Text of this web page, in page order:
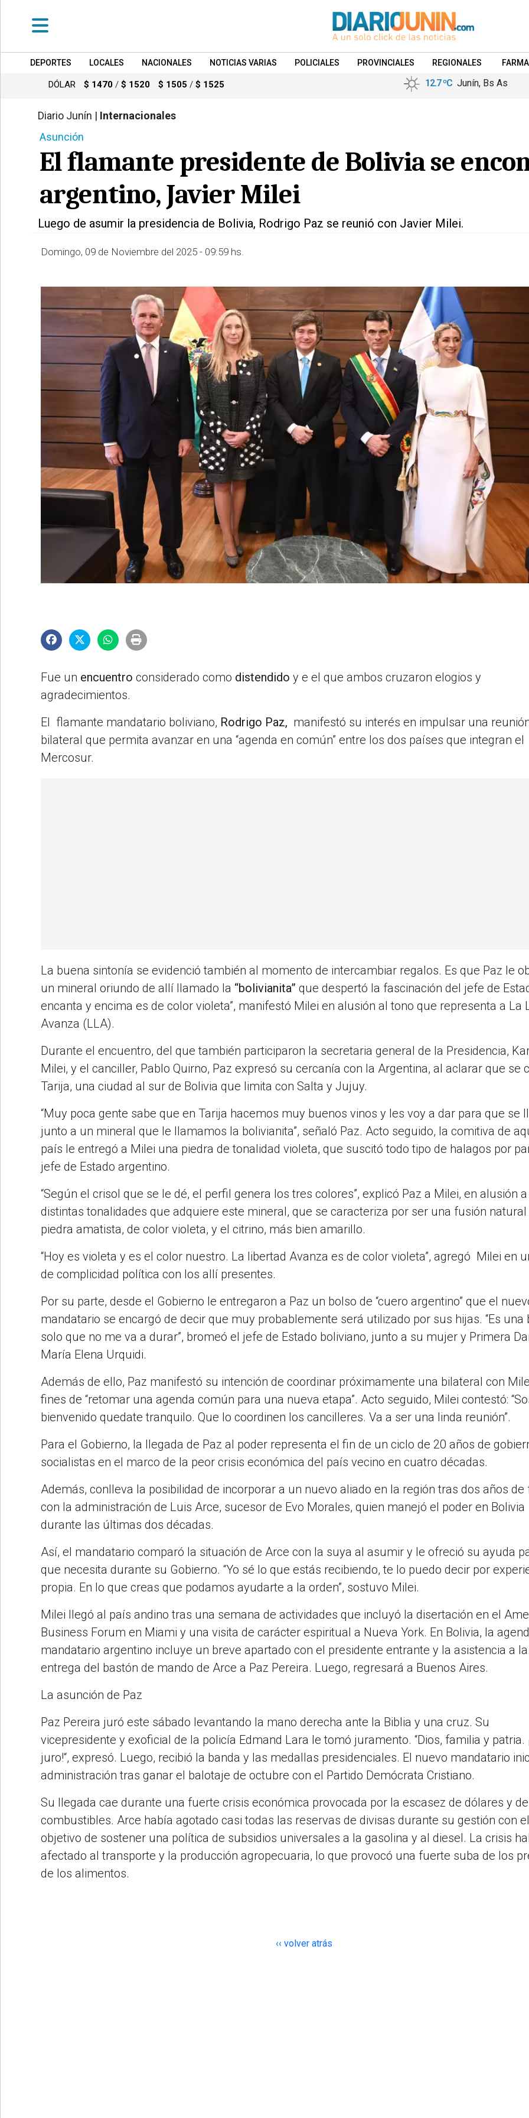
DEPORTES
LOCALES
POLICIALES
INTERNACIONALES
• SUPLEMENTOS
DEPORTES LOCALES NACIONALES NOTICIAS VARIAS POLICIALES PROVINCIALES REGIONALES
DÓLAR $ 1470 / $ 1520 $ 1505 / $ 1525 12.7 ºC Junín, Bs As
Diario Junín | Internacionales
Asunción
El flamante presidente de Bolivia se
argentino, Javier Milei
Luego de asumir la presidencia de Bolivia, Rodrigo Paz se reunió con Javier Milei.
Domingo, 09 de Noviembre del 2025 - 09:59 hs.
Fue un encuentro considerado como distendido y e el que ambos cruzaron elogios y
agradecimientos.
El flamante mandatario boliviano, Rodrigo Paz, manifestó su interés en impulsar una
bilateral que permita avanzar en una “agenda en común” entre los dos países que integran el
Mercosur.
La buena sintonía se evidenció también al momento de intercambiar regalos. Es que Paz le
un mineral oriundo de allí llamado la “bolivianita” que despertó la fascinación del jefe de
encanta y encima es de color violeta”, manifestó Milei en alusión al tono que representa a La
Avanza (LLA).
Durante el encuentro, del que también participaron la secretaria general de la Presidencia,
Milei, y el canciller, Pablo Quirno, Paz expresó su cercanía con la Argentina, al aclarar que se
Tarija, una ciudad al sur de Bolivia que limita con Salta y Jujuy.
“Muy poca gente sabe que en Tarija hacemos muy buenos vinos y les voy a dar para que se
junto a un mineral que le llamamos la bolivianita”, señaló Paz. Acto seguido, la comitiva de
país le entregó a Milei una piedra de tonalidad violeta, que suscitó todo tipo de halagos por
jefe de Estado argentino.
“Según el crisol que se le dé, el perfil genera los tres colores”, explicó Paz a Milei, en alusión
distintas tonalidades que adquiere este mineral, que se caracteriza por ser una fusión
piedra amatista, de color violeta, y el citrino, más bien amarillo.
“Hoy es violeta y es el color nuestro. La libertad Avanza es de color violeta”, agregó Milei en
de complicidad política con los allí presentes.
Por su parte, desde el Gobierno le entregaron a Paz un bolso de “cuero argentino” que el
mandatario se encargó de decir que muy probablemente será utilizado por sus hijas. “Es una
solo que no me va a durar”, bromeó el jefe de Estado boliviano, junto a su mujer y Primera
María Elena Urquidi.
Además de ello, Paz manifestó su intención de coordinar próximamente una bilateral con
fines de “retomar una agenda común para una nueva etapa”. Acto seguido, Milei contestó:
bienvenido quedate tranquilo. Que lo coordinen los cancilleres. Va a ser una linda reunión”.
Para el Gobierno, la llegada de Paz al poder representa el fin de un ciclo de 20 años de
socialistas en el marco de la peor crisis económica del país vecino en cuatro décadas.
Además, conlleva la posibilidad de incorporar a un nuevo aliado en la región tras dos años de
con la administración de Luis Arce, sucesor de Evo Morales, quien manejó el poder en Bolivia
durante las últimas dos décadas.
Así, el mandatario comparó la situación de Arce con la suya al asumir y le ofreció su ayuda
que necesita durante su Gobierno. “Yo sé lo que estás recibiendo, te lo puedo decir por
propia. En lo que creas que podamos ayudarte a la orden”, sostuvo Milei.
Milei llegó al país andino tras una semana de actividades que incluyó la disertación en el
Business Forum en Miami y una visita de carácter espiritual a Nueva York. En Bolivia, la
mandatario argentino incluye un breve apartado con el presidente entrante y la asistencia a la
entrega del bastón de mando de Arce a Paz Pereira. Luego, regresará a Buenos Aires.
La asunción de Paz
Paz Pereira juró este sábado levantando la mano derecha ante la Biblia y una cruz. Su
vicepresidente y exoficial de la policía Edmand Lara le tomó juramento. “Dios, familia y patria.
juro!“, expresó. Luego, recibió la banda y las medallas presidenciales. El nuevo mandatario
administración tras ganar el balotaje de octubre con el Partido Demócrata Cristiano.
Su llegada cae durante una fuerte crisis económica provocada por la escasez de dólares y de
combustibles. Arce había agotado casi todas las reservas de divisas durante su gestión con el
objetivo de sostener una política de subsidios universales a la gasolina y al diesel. La crisis
afectado al transporte y la producción agropecuaria, lo que provocó una fuerte suba de los
de los alimentos.
‹‹ volver atrás